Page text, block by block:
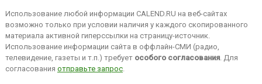
Использование любой информации CALEND.RU на веб-сайтах
возможно только при условии наличия у каждого скопированного
материала активной гиперссылки на страницу-источник.
Использование информации сайта в оффлайн-СМИ (радио,
телевидение, газеты и т.п.) требует особого согласования. Для
согласования отправьте запрос.